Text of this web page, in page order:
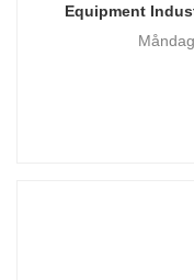
Equipment
District,